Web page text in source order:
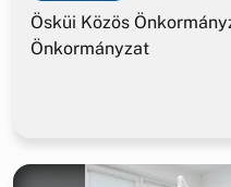
Ösküi Közös
Önkormányzat